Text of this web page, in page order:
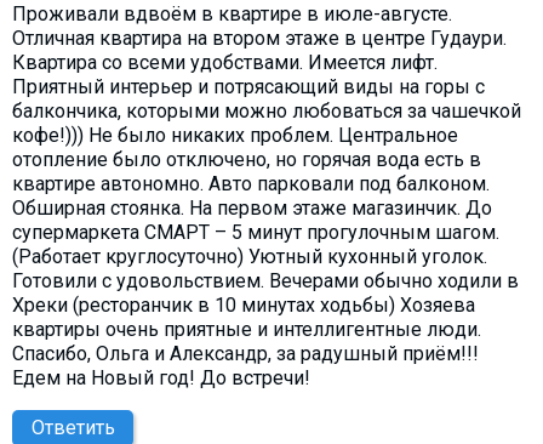
Проживали вдвоём в квартире в июле-августе.
Отличная квартира на втором этаже в центре Гудаури.
Квартира со всеми удобствами. Имеется лифт.
Приятный интерьер и потрясающий виды на горы c
балкончика, которыми можно любоваться за чашечкой
кофе!))) Не было никаких проблем. Центральное
отопление было отключено, но горячая вода есть в
квартире автономно. Авто парковали под балконом.
Обширная стоянка. На первом этаже магазинчик. До
супермаркета СМАРТ – 5 минут прогулочным шагом.
(Работает круглосуточно) Уютный кухонный уголок.
Готовили с удовольствием. Вечерами обычно ходили в
Хреки (ресторанчик в 10 минутах ходьбы) Хозяева
квартиры очень приятные и интеллигентные люди.
Спасибо, Ольга и Александр, за радушный приём!!!
Едем на Новый год! До встречи!
Ответить